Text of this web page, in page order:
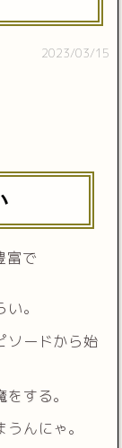
2023/03/15
富で
。
ソードから始
する。
んにゃ。